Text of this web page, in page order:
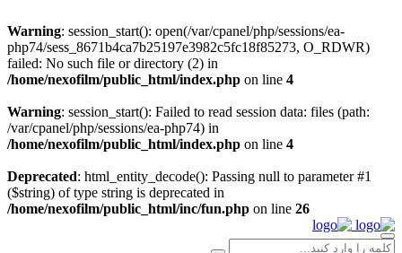
Warning: session_start(): open(/var/cpanel/php/sessions/ea-
php74/sess_8671b4ca7b25197e3982c5fc18f85273, O_RDWR)
failed: No such file or directory (2) in
/home/nexofilm/public_html/index.php on line 4
Warning: session_start(): Failed to read session data: files (path:
/var/cpanel/php/sessions/ea-php74) in
/home/nexofilm/public_html/index.php on line 4
Deprecated: html_entity_decode(): Passing null to parameter #1
($string) of type string is deprecated in
/home/nexofilm/public_html/inc/fun.php on line 26